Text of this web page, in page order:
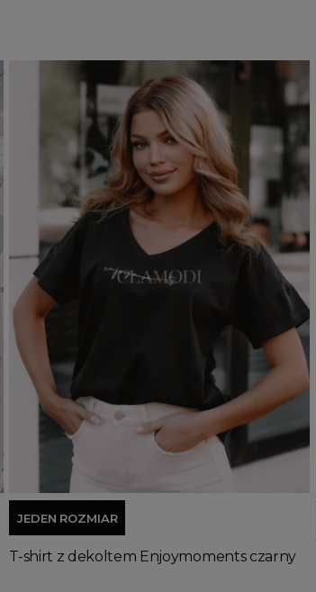
JEDEN ROZMIAR
T-shirt z dekoltem Enjoymoments czarny